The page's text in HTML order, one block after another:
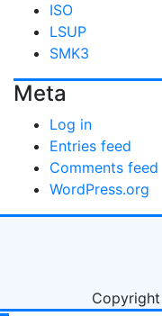
ISO
LSUP
SMK3
Meta
Log in
Entries feed
Comments feed
WordPress.org